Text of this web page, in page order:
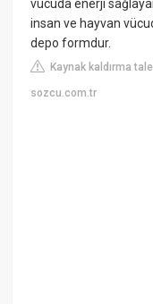
vücuda enerji
insan ve hayvan
depo formdur.
Kaynak kaldırma
sozcu.com.tr